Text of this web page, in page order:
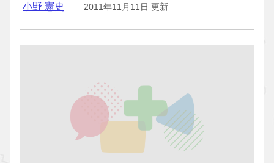
小野 憲史 2011年11月11日 更新